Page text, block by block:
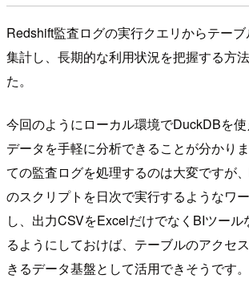
Redshift監査ログの実行クエリからテー
集計し、長期的な利用状況を把握する方
た。
今回のようにローカル環境でDuckDBを
データを手軽に分析できることが分かり
ての監査ログを処理するのは大変ですが
のスクリプトを日次で実行するようなワ
し、出力CSVをExcelだけでなくBIツール
るようにしておけば、テーブルのアクセ
きるデータ基盤として活用できそうです。